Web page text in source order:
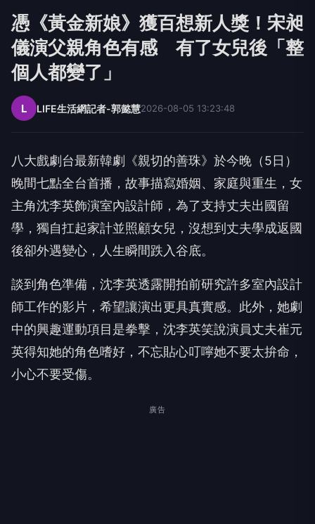
憑《黃金新娘》獲百想新人獎！宋昶
儀演父親角色有感 有了女兒後「整
個人都變了」
L LIFE生活網記者-郭懿慧2026-08-05 13:23:48
八大戲劇台最新韓劇《親切的善珠》於今晚（5日）
晚間七點全台首播，故事描寫婚姻、家庭與重生， 女
主角沈李英飾演室內設計師，為了支持丈夫出國留
學， 獨自扛起家計並照顧女兒，沒想到丈夫學成返國
後卻外遇變心， 人生瞬間跌入谷底。
談到角色準備， 沈李英透露開拍前研究許多室內設計
師工作的影片， 希望讓演出更具真實感。此外，她劇
中的興趣運動項目是拳擊， 沈李英笑說演員丈夫崔元
英得知她的角色嗜好， 不忘貼心叮嚀她不要太拚命，
小心不要受傷。
廣告